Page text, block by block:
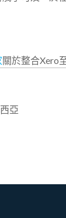
亞
關於整合Xero